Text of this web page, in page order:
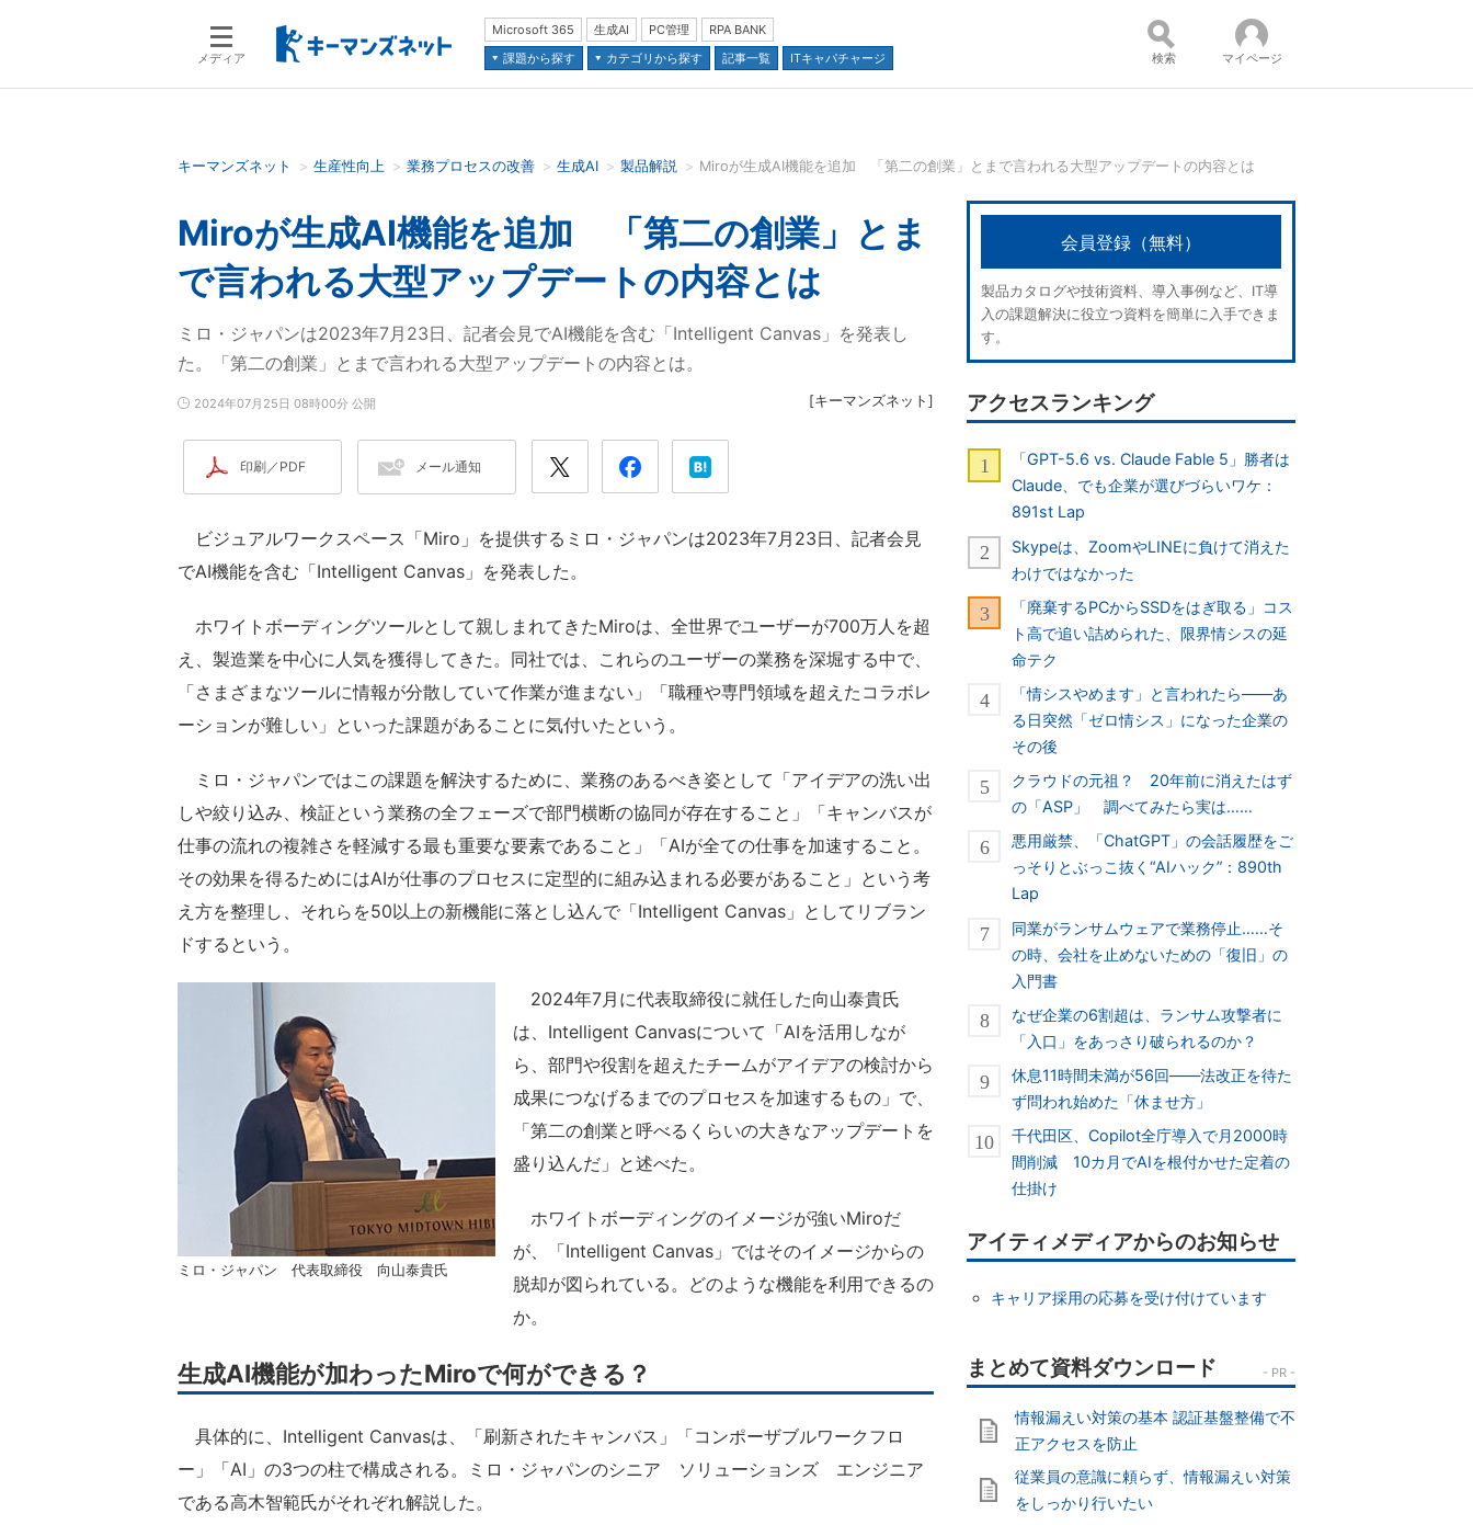
メディア
Microsoft 365 生成AI PC管理
RPA BANK
課題から探す
カテゴリから探す 記事一覧 ITキャパチャージ
検索語を入力してください コンテンツ：
並び順：
検索 マイページ
キーマンズネット 生産性向上 業務プロセスの改善 生成AI 製品解説 Miroが生成AI機能を追加 「第二の創業」とまで言われる大型アップデートの内容とは
Miroが生成AI機能を追加 「第二の創業」とま
で言われる大型アップデートの内容とは
ミロ・ジャパンは2023年7月23日、記者会見でAI機能を含む「Intelligent Canvas」を発表し
た。「第二の創業」とまで言われる大型アップデートの内容とは。
2024年07月25日 08時00分 公開 [キーマンズネット ]
印刷／PDF メール通知
ビジュアルワークスペース「Miro」を提供するミロ・ジャパンは2023年7月23日、記者会見
でAI機能を含む「Intelligent Canvas」を発表した。
ホワイトボーディングツールとして親しまれてきたMiroは、全世界でユーザーが700万人を超
え、製造業を中心に人気を獲得してきた。同社では、これらのユーザーの業務を深堀する中で、
「さまざまなツールに情報が分散していて作業が進まない」「職種や専門領域を超えたコラボレ
ーションが難しい」といった課題があることに気付いたという。
ミロ・ジャパンではこの課題を解決するために、業務のあるべき姿として「アイデアの洗い出
しや絞り込み、検証という業務の全フェーズで部門横断の協同が存在すること」「キャンバスが
仕事の流れの複雑さを軽減する最も重要な要素であること」「AIが全ての仕事を加速すること。
その効果を得るためにはAIが仕事のプロセスに定型的に組み込まれる必要があること」という考
え方を整理し、それらを50以上の新機能に落とし込んで「Intelligent Canvas」としてリブラン
ドするという。
ミロ・ジャパン 代表取締役 向山泰貴氏
2024年7月に代表取締役に就任した向山泰貴氏
は、Intelligent Canvasについて「AIを活用しなが
ら、部門や役割を超えたチームがアイデアの検討から
成果につなげるまでのプロセスを加速するもの」で、
「第二の創業と呼べるくらいの大きなアップデートを
盛り込んだ」と述べた。
ホワイトボーディングのイメージが強いMiroだ
が、「Intelligent Canvas」ではそのイメージからの
脱却が図られている。どのような機能を利用できるの
か。
生成AI機能が加わったMiroで何ができる？
具体的に、Intelligent Canvasは、「刷新されたキャンバス」「コンポーザブルワークフロ
ー」「AI」の3つの柱で構成される。ミロ・ジャパンのシニア ソリューションズ エンジニア
である高木智範氏がそれぞれ解説した。
会員登録（無料）
製品カタログや技術資料、導入事例など、IT導
入の課題解決に役立つ資料を簡単に入手できま
す。
アクセスランキング
「GPT-5.6 vs. Claude Fable 5」勝者は
Claude、でも企業が選びづらいワケ：
891st Lap
Skypeは、ZoomやLINEに負けて消えた
わけではなかった
「廃棄するPCからSSDをはぎ取る」コス
ト高で追い詰められた、限界情シスの延
命テク
「情シスやめます」と言われたら――あ
る日突然「ゼロ情シス」になった企業の
その後
クラウドの元祖？ 20年前に消えたはず
の「ASP」 調べてみたら実は……
悪用厳禁、「ChatGPT」の会話履歴をご
っそりとぶっこ抜く“AIハック”：890th
Lap
同業がランサムウェアで業務停止……そ
の時、会社を止めないための「復旧」の
入門書
なぜ企業の6割超は、ランサム攻撃者に
「入口」をあっさり破られるのか？
休息11時間未満が56回――法改正を待た
ず問われ始めた「休ませ方」
千代田区、Copilot全庁導入で月2000時
間削減 10カ月でAIを根付かせた定着の
仕掛け
アイティメディアからのお知らせ
キャリア採用の応募を受け付けています
情報漏えい対策の基本 認証基盤整備で不
正アクセスを防止
従業員の意識に頼らず、情報漏えい対策
をしっかり行いたい